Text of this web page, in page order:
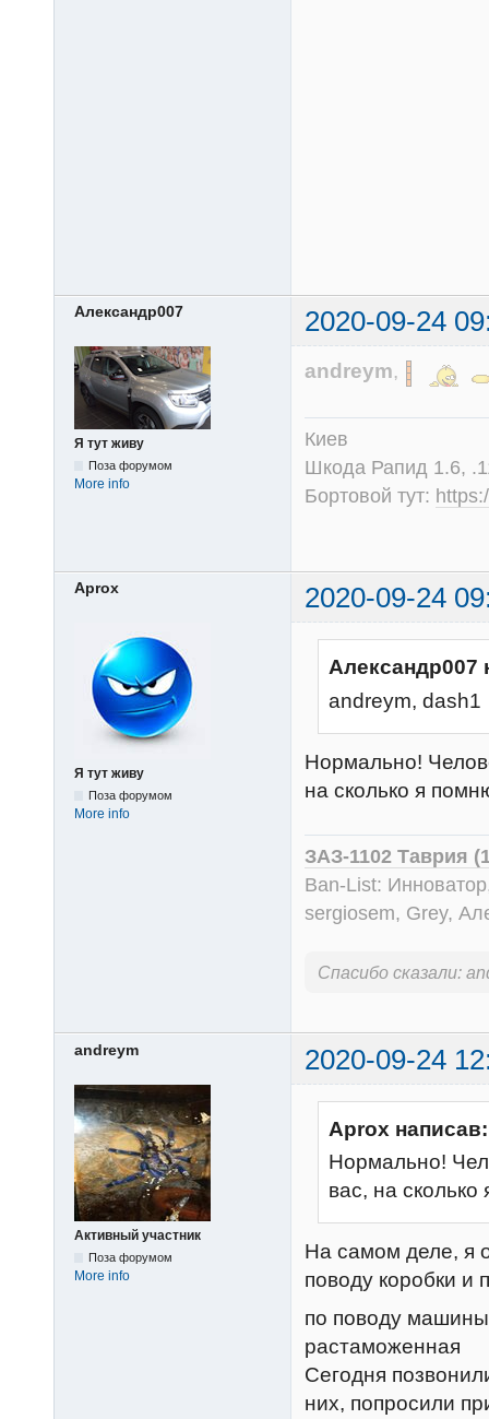
Александр007 2020-09-24
Я тут живу
Поза форумом
More info
andreym,
Киев
Шкода Рапид 1.6,
Бортовой тут:
Aprox 2020-09-24
Я тут живу
Поза форумом
More info
Александр007
andreym,
Нормально!
на сколько я
ЗАЗ-1102 Таврия
Ban-List:
sergiosem, Grey,
Спасибо сказали:
andreym 2020-09-24
Активный участник
Поза форумом
More info
Aprox написав:
Нормально!
вас, на
На самом деле, я
поводу коробки и
по поводу
растаможенная
Сегодня
них, попросили